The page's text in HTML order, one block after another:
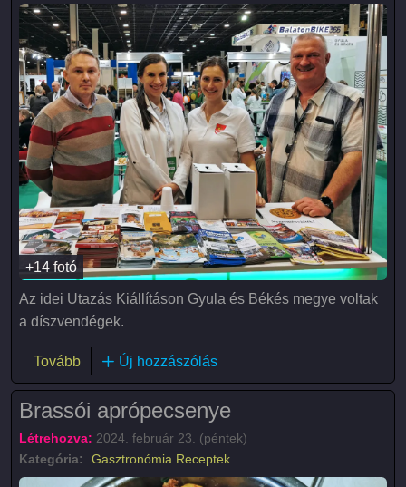
+14 fotó
Az idei Utazás Kiállításon Gyula és Békés megye voltak
a díszvendégek.
Tovább(Utazás kiállítás - Hungexpo 2024)
Új hozzászólás
Brassói aprópecsenye
Létrehozva: 2024. február 23. (péntek)
Kategória:
Gasztronómia Receptek